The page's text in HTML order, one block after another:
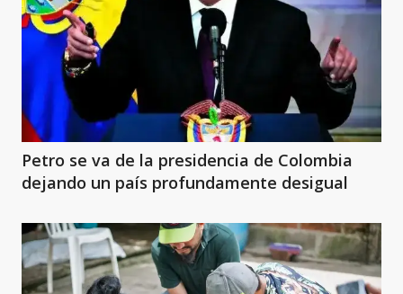
Petro se va de la presidencia de Colombia
dejando un país profundamente desigual